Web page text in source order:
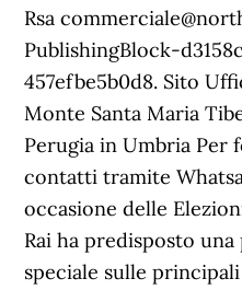
Rsa
PublishingBlock-
457efbe5b0d8. Sito
Monte Santa Maria
Perugia in Umbria Per
contatti tramite
occasione delle
Rai ha predisposto
speciale sulle